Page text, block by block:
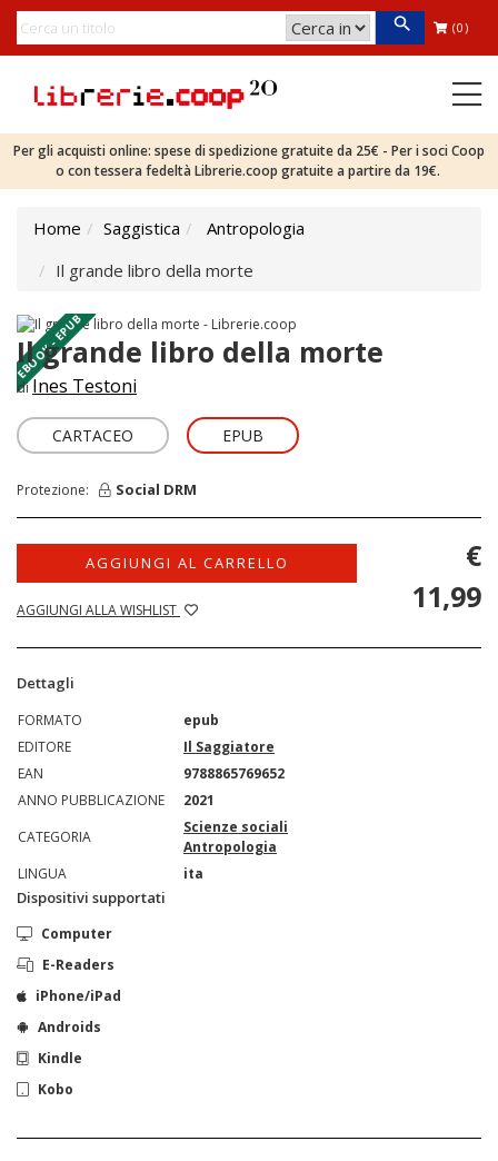
(0)
Per gli acquisti online: spese di spedizione gratuite da 25€ - Per i soci Coop
o con tessera fedeltà Librerie.coop gratuite a partire da 19€.
Home Saggistica
Antropologia
Il grande libro della morte
EBOOK - EPUB
Il grande libro della morte
diInes Testoni
CARTACEO EPUB
Protezione: Social DRM
AGGIUNGI AL CARRELLO
AGGIUNGI ALLA WISHLIST
€
11,99
Dettagli
FORMATO
epub
EDITORE
Il Saggiatore
EAN
9788865769652
ANNO PUBBLICAZIONE
2021
CATEGORIA
Scienze sociali
Antropologia
LINGUA
ita
Dispositivi supportati
Computer
E-Readers
iPhone/iPad
Androids
Kindle
Kobo